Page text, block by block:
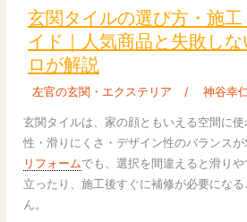
玄関タイルの選び方・施
イド｜人気商品と失敗し
ロが解説
左官の玄関・エクステリア / 神谷幸
玄関タイルは、家の顔ともいえる空間に
性・滑りにくさ・デザイン性のバランス
リフォームでも、選択を間違えると滑り
立ったり、施工後すぐに補修が必要にな
ん。
タ
イ
ル
の
選
方・
施
工・
ン